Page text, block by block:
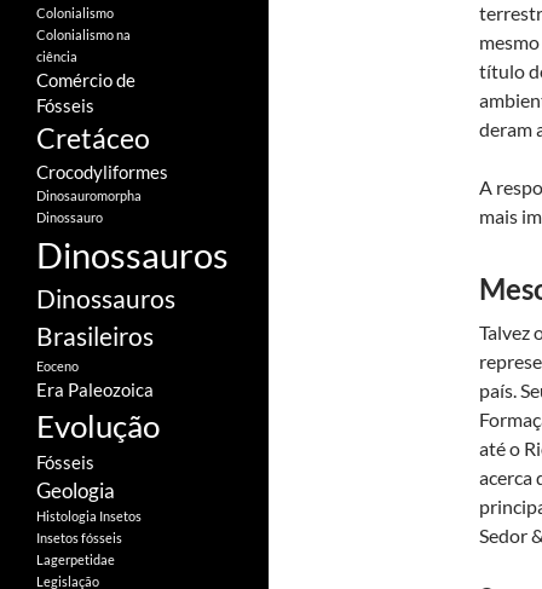
título
deram
A
mais
Talvez
país.
até o
acerca
Sedor
Colonialismo
Colonialismo na
ciência
Comércio de
Fósseis
Cretáceo
Crocodyliformes
Dinosauromorpha
Dinossauro
Dinossauros
Dinossauros
Brasileiros
Eoceno
Era Paleozoica
Evolução
Fósseis
Geologia
Histologia Insetos
Insetos fósseis
Lagerpetidae
Legislação